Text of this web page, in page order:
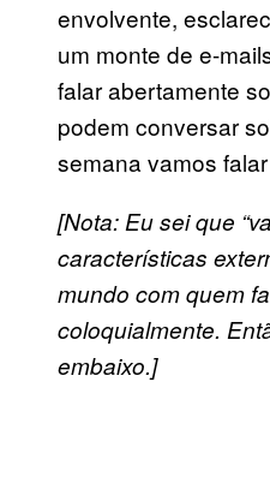
envolvente,
um monte de e-
falar abertamente
podem conversar
semana vamos
[Nota: Eu sei que
características
mundo com quem
coloquialmente.
embaixo.]